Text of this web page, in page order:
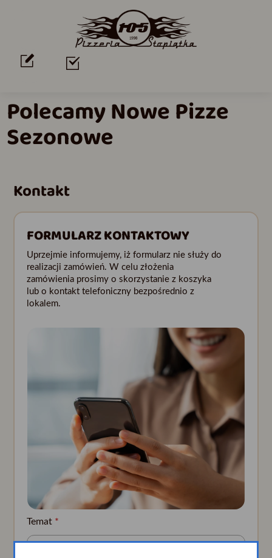
Polecamy Nowe Pizze
Sezonowe
Kontakt
FORMULARZ KONTAKTOWY
Uprzejmie informujemy, iż formularz nie służy do
realizacji zamówień. W celu złożenia
zamówienia prosimy o skorzystanie z koszyka
lub o kontakt telefoniczny bezpośrednio z
lokalem.
Temat *